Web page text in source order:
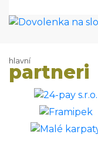
hlavní
partneri